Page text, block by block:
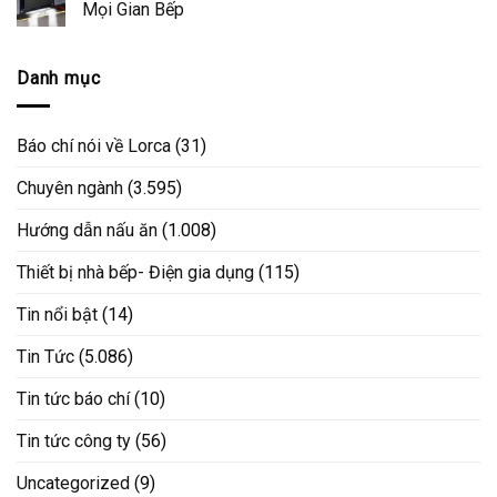
Mọi Gian Bếp
Danh mục
Báo chí nói về Lorca (31)
Chuyên ngành (3.595)
Hướng dẫn nấu ăn (1.008)
Thiết bị nhà bếp- Điện gia dụng (115)
Tin nổi bật (14)
Tin Tức (5.086)
Tin tức báo chí(10)
Tin tức công ty (56)
Uncategorized (9)